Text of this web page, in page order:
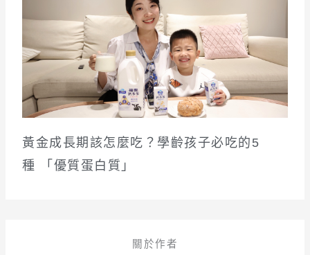
黃金成長期該怎麼吃？學齡孩子必吃的5
種 「優質蛋白質」
關於作者